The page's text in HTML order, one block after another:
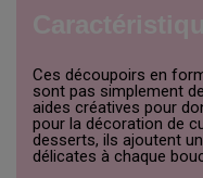
Ces découpoirs en
sont pas simplement
aides créatives pour
pour la décoration de
desserts, ils ajoutent
délicates à chaque